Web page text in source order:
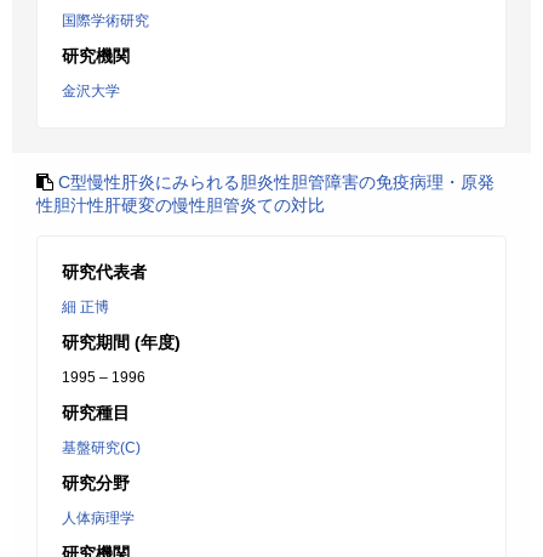
国際学術研究
研究機関
金沢大学
C型慢性肝炎にみられる胆炎性胆管障害の免疫病理・原発
性胆汁性肝硬変の慢性胆管炎ての対比
研究代表者
細 正博
研究期間 (年度)
1995 – 1996
研究種目
基盤研究(C)
研究分野
人体病理学